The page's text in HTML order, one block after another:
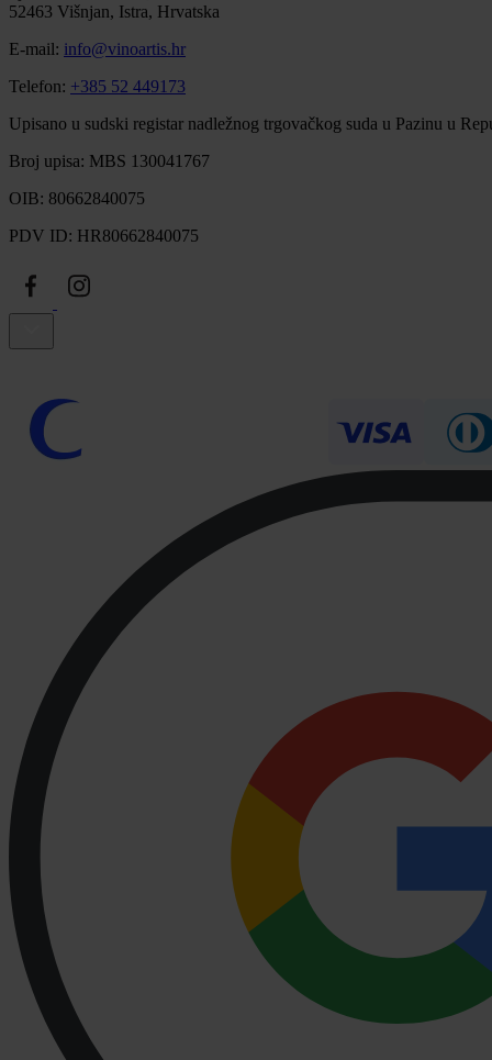
52463 Višnjan, Istra, Hrvatska
E-mail: info@vinoartis.hr
Telefon: +385 52 449173
Upisano u sudski registar nadležnog trgovačkog suda u Pazinu u
Broj upisa: MBS 130041767
OIB: 80662840075
PDV ID: HR80662840075